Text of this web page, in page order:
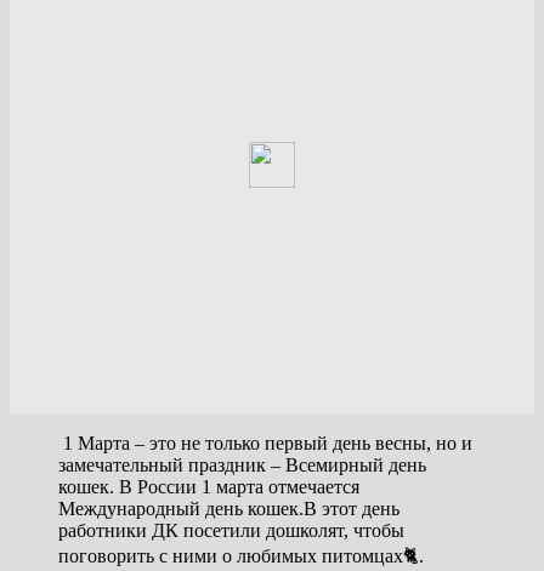
1 Марта – это не только первый день весны, но и
замечательный праздник – Всемирный день
кошек. В России 1 марта отмечается
Международный день кошек.В этот день
работники ДК посетили дошколят, чтобы
поговорить с ними о любимых питомцах🐈.